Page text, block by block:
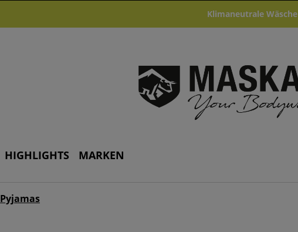
Klimaneutrale Wäsche
HIGHLIGHTS MARKEN
Pyjamas